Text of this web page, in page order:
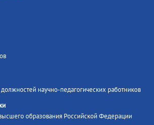
научно-педагогических работников
образования Российской Федерации